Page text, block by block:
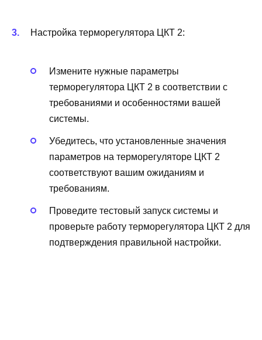
Настройка терморегулятора ЦКТ 2:
Измените нужные параметры
терморегулятора ЦКТ 2 в соответствии с
требованиями и особенностями вашей
системы.
Убедитесь, что установленные значения
параметров на терморегуляторе ЦКТ 2
соответствуют вашим ожиданиям и
требованиям.
Проведите тестовый запуск системы и
проверьте работу терморегулятора ЦКТ 2 для
подтверждения правильной настройки.